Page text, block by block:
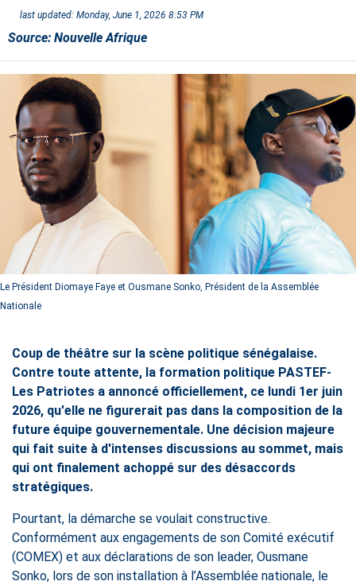
last updated: Monday, June 1, 2026 8:53 PM
Source: Nouvelle Afrique
Le Président Diomaye Faye et Ousmane Sonko, Président de la Assemblée
Nationale
Coup de théâtre sur la scène politique sénégalaise.
Contre toute attente, la formation politique PASTEF-
Les Patriotes a annoncé officiellement, ce lundi 1er juin
2026, qu'elle ne figurerait pas dans la composition de la
future équipe gouvernementale. Une décision majeure
qui fait suite à d'intenses discussions au sommet, mais
qui ont finalement achoppé sur des désaccords
stratégiques.
Pourtant, la démarche se voulait constructive.
Conformément aux engagements de son Comité exécutif
(COMEX) et aux déclarations de son leader, Ousmane
Sonko, lors de son installation à l’Assemblée nationale, le